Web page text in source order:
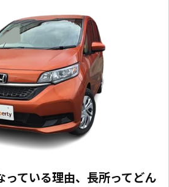
っている理由、長所ってどん